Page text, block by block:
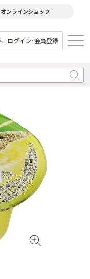
オンラインショップ
ログイン･会員登録